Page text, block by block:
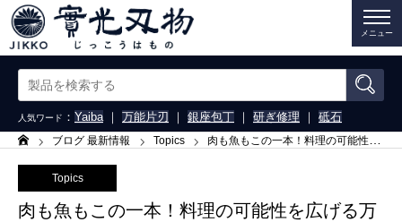
メニュー
人気ワード ： Yaiba｜ 万能片刃 ｜ 銀座包丁 ｜ 研ぎ修理 ｜ 砥石
ーム ブログ 最新情報 Topics 肉も魚もこの一本！料理の可能性を広げる万能包丁
Topics
肉も魚もこの一本！料理の可能性を広げる万